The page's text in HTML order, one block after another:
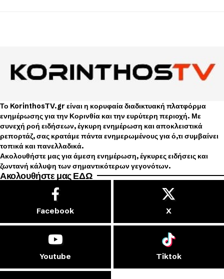
Το KorinthosTV.gr είναι η κορυφαία διαδικτυακή πλατφόρμα
ενημέρωσης για την Κορινθία και την ευρύτερη περιοχή. Με
συνεχή ροή ειδήσεων, έγκυρη ενημέρωση και αποκλειστικά
ρεπορτάζ, σας κρατάμε πάντα ενημερωμένους για ό,τι συμβαίνει
τοπικά και πανελλαδικά.
Ακολουθήστε μας για άμεση ενημέρωση, έγκυρες ειδήσεις και
ζωντανή κάλυψη των σημαντικότερων γεγονότων.
Ακολουθήστε μας ΕΔΩ
Facebook X
Youtube Tiktok